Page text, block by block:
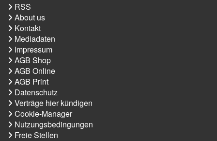
RSS
About us
Kontakt
Mediadaten
Impressum
AGB Shop
AGB Online
AGB Print
Datenschutz
Verträge hier kündigen
Cookie-Manager
Nutzungsbedingungen
Freie Stellen